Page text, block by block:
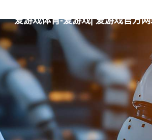
爱游戏体育-爱游戏| 爱游戏官方